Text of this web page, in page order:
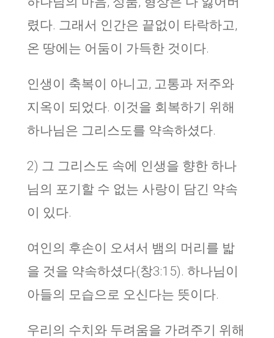
렸다. 그래서 인간은 끝없이 타락하고,
온 땅에는 어둠이 가득한 것이다.
인생이 축복이 아니고, 고통과 저주와
지옥이 되었다. 이것을 회복하기 위해
하나님은 그리스도를 약속하셨다.
2) 그 그리스도 속에 인생을 향한 하나
님의 포기할 수 없는 사랑이 담긴 약속
이 있다.
여인의 후손이 오셔서 뱀의 머리를 밟
을 것을 약속하셨다(창3:15). 하나님이
아들의 모습으로 오신다는 뜻이다.
우리의 수치와 두려움을 가려주기 위해